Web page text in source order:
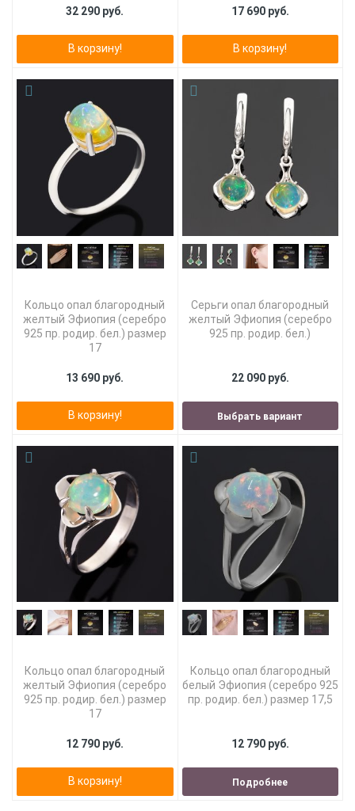
32 290 руб.
В корзину!
17 690 руб.
В корзину!
Кольцо опал благородный
желтый Эфиопия (серебро
925 пр. родир. бел.) размер
17
13 690 руб.
В корзину!
Серьги опал благородный
желтый Эфиопия (серебро
925 пр. родир. бел.)
22 090 руб.
Выбрать вариант
Кольцо опал благородный
желтый Эфиопия (серебро
925 пр. родир. бел.) размер
17
12 790 руб.
В корзину!
Кольцо опал благородный
белый Эфиопия (серебро 925
пр. родир. бел.) размер 17,5
12 790 руб.
Подробнее